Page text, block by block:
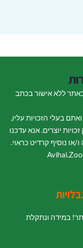
ללא אישור בכתב
בעלי הזכויות עליו,
עפ"י סעיף 27א' לחוק זכויות יוצרים. אנא עדכנו
או נוסיף קרדיט כראוי.
במידה ונתקלת